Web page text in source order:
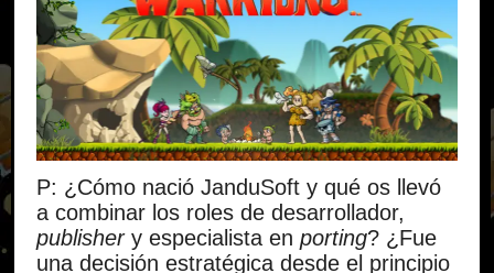
P: ¿Cómo nació JanduSoft y qué os llevó
a combinar los roles de desarrollador,
publishery especialista en porting? ¿Fue
una decisión estratégica desde el principio